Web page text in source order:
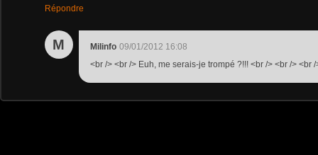
Répondre
M Milinfo 09/01/2012 16:08
<br /> <br /> Euh, me serais-je trompé ?!!! <br /> <br /> <br /